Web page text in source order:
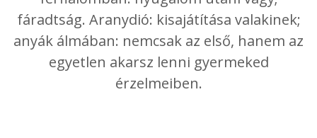
fáradtság. Aranydió: kisajátítása valakinek;
anyák álmában: nemcsak az első, hanem az
egyetlen akarsz lenni gyermeked
érzelmeiben.